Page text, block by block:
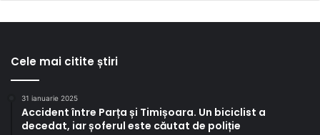
Cele mai citite știri
31 ianuarie 2025
Accident între Parța și Timișoara. Un biciclist a
decedat, iar șoferul este căutat de poliție